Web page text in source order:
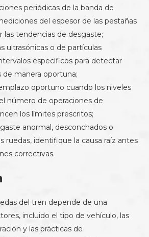
periódicas de la banda de
del espesor de las pestañas
las tendencias de desgaste;
ultrasónicas o de partículas
específicos para detectar
de manera oportuna;
oportuno cuando los niveles
número de operaciones de
los límites prescritos;
anormal, desconchados o
ruedas, identifique la causa raíz antes
correctivas.
del tren depende de una
incluido el tipo de vehículo, las
y las prácticas de